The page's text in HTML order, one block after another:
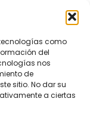
como
del
nos
de
sitio. No dar su
a ciertas